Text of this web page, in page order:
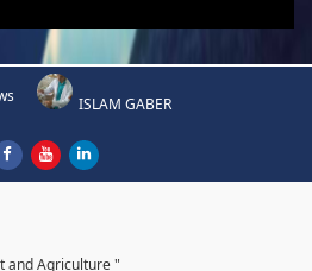
ISLAM GABER
and Agriculture "